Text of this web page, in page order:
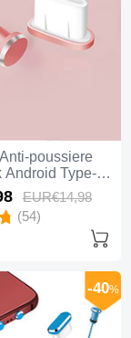
poussiere
Android Type-C
Rose
EUR€14,98
(54)
-40%